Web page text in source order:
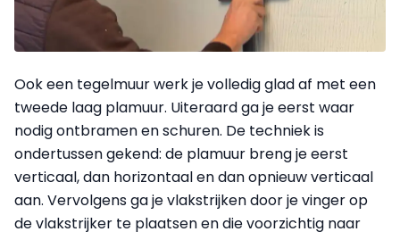
Ook een tegelmuur werk je volledig glad af met een
tweede laag plamuur. Uiteraard ga je eerst waar
nodig ontbramen en schuren. De techniek is
ondertussen gekend: de plamuur breng je eerst
verticaal, dan horizontaal en dan opnieuw verticaal
aan. Vervolgens ga je vlakstrijken door je vinger op
de vlakstrijker te plaatsen en die voorzichtig naar